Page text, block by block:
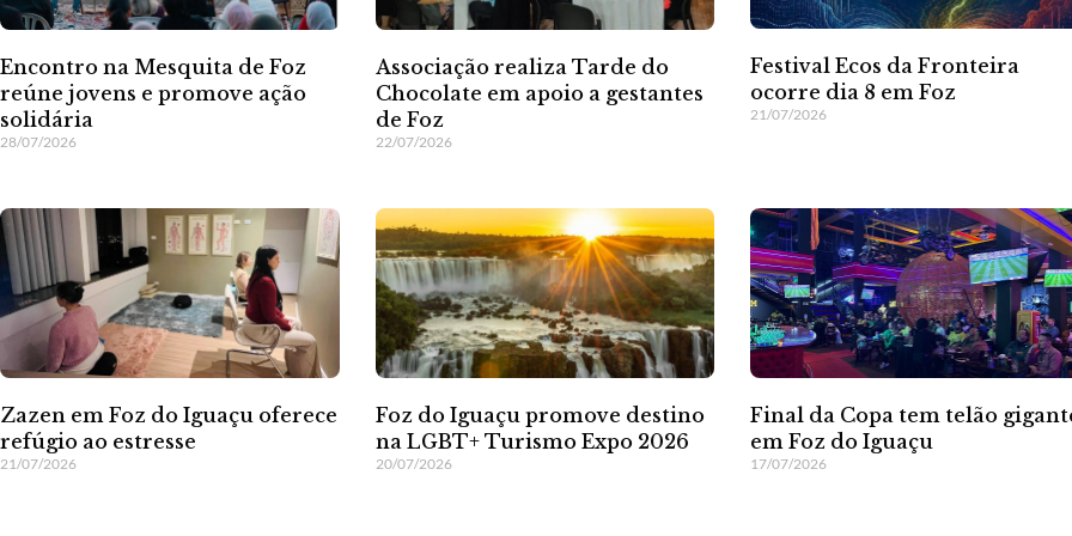
Encontro na Mesquita de Foz
reúne jovens e promove ação
solidária
28/07/2026
Associação realiza Tarde do
Chocolate em apoio a gestantes
de Foz
22/07/2026
Festival Ecos da Fronteira
ocorre dia 8 em Foz
21/07/2026
Zazen em Foz do Iguaçu oferece
refúgio ao estresse
21/07/2026
Foz do Iguaçu promove destino
na LGBT+ Turismo Expo 2026
20/07/2026
Final da Copa tem telão
em Foz do Iguaçu
17/07/2026